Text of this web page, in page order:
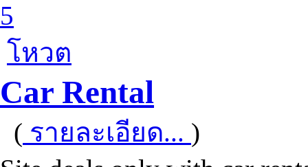
5
โหวต
Car Rental
( รายละเอียด... )